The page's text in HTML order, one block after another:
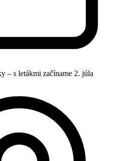
– s letákmi začíname 2. júla